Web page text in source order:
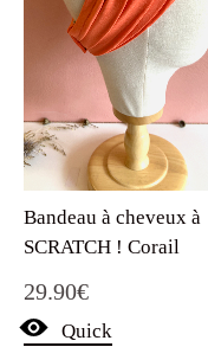
Bandeau à cheveux à
SCRATCH ! Corail
29.90€
Quick